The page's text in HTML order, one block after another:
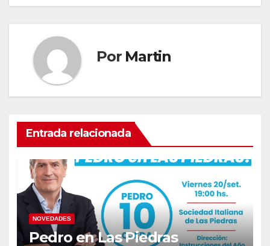
Por Martin
Entrada relacionada
NOVEDADES
Pedro en Las Piedras